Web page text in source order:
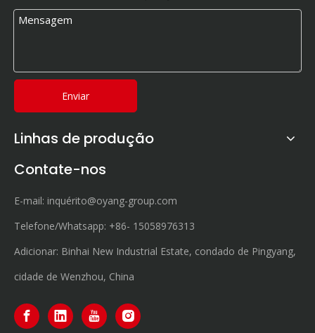
Enviar
Linhas de produção
Contate-nos
E-mail: inquérito@oyang-group.com
Telefone/Whatsapp: +86- 15058976313
Adicionar: Binhai New Industrial Estate, condado de Pingyang,
cidade de Wenzhou, China